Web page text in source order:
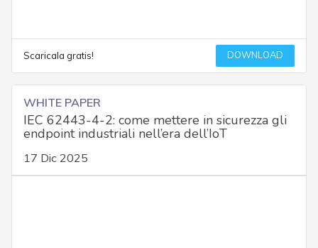
Scaricala gratis! DOWNLOAD
WHITE PAPER
IEC 62443-4-2: come mettere in sicurezza gli
endpoint industriali nell’era dell’IoT
17 Dic 2025